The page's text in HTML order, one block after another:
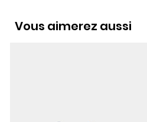
Vous aimerez aussi